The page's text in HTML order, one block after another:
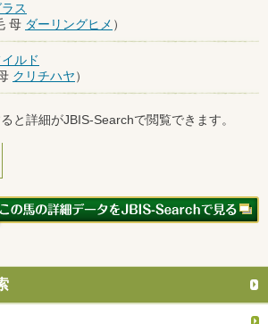
ス
母 ダーリングヒメ ）
ルド
クリチハヤ）
と詳細がJBIS-Searchで閲覧できます。